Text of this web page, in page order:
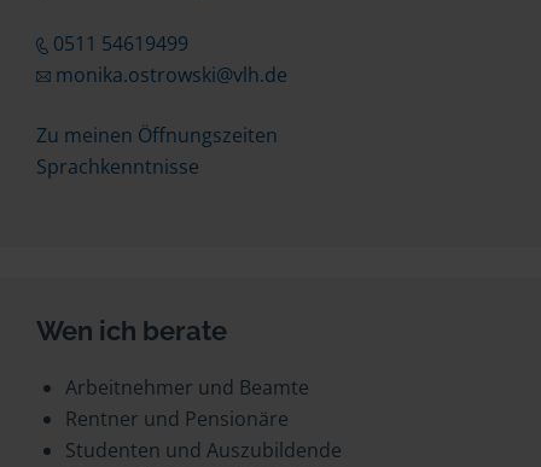
0511 54619499
monika.ostrowski@vlh.de
Zu meinen Öffnungszeiten
Sprachkenntnisse
Wen ich berate
Arbeitnehmer und Beamte
Rentner und Pensionäre
Studenten und Auszubildende